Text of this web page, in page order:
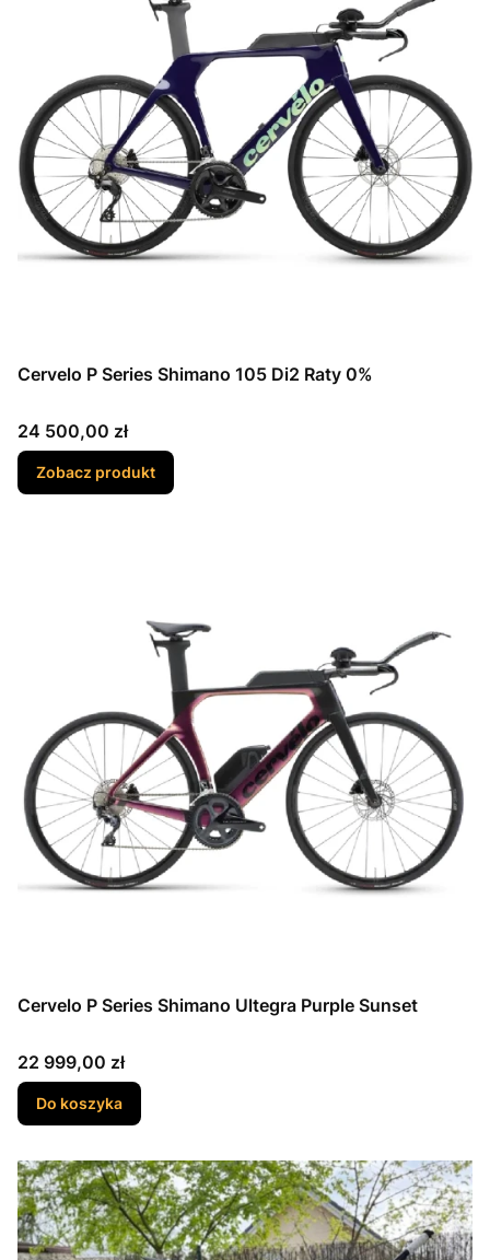
Cervelo P Series Shimano 105 Di2 Raty 0%
Cena
24 500,00 zł
Zobacz produkt
Cervelo P Series Shimano Ultegra Purple Sunset
Cena
22 999,00 zł
Do koszyka